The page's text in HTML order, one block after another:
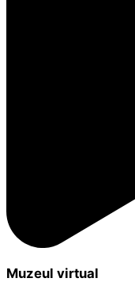
Muzeul virtual